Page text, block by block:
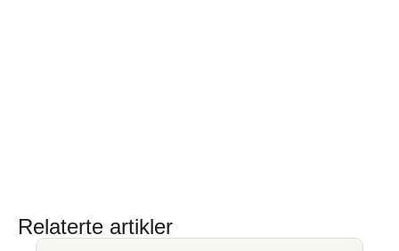
Relaterte artikler